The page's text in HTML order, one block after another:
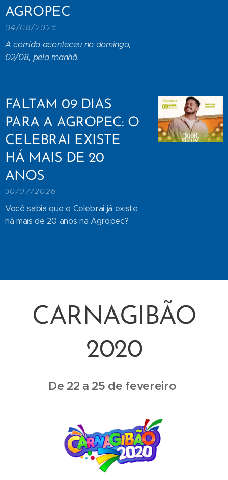
AGROPEC
04/08/2026
A corrida aconteceu no domingo,
02/08, pela manhã.
FALTAM 09 DIAS
PARA A AGROPEC: O
CELEBRAI EXISTE
HÁ MAIS DE 20
ANOS
30/07/2026
Você sabia que o Celebrai já existe
há mais de 20 anos na Agropec?
CARNAGIBÃO
2020
De 22 a 25 de fevereiro